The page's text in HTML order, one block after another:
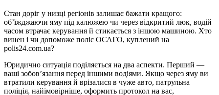
Стан доріг у низці регіонів залишає бажати кращого:
об’їжджаючи яму під калюжею чи через відкритий люк, водій
часом втрачає керування й стикається з іншою машиною. Хто
винен і чи допоможе поліс ОСАГО, куплений на
polis24.com.ua?
Юридично ситуація поділяється на два аспекти. Перший —
ваші зобов’язання перед іншими водіями. Якщо через яму ви
втратили керування й врізалися в чуже авто, патрульна
поліція, найімовірніше, оформить протокол на вас,